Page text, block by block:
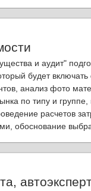
и аудит"
будет
анализ фото
по типу и
расчетов
обоснование